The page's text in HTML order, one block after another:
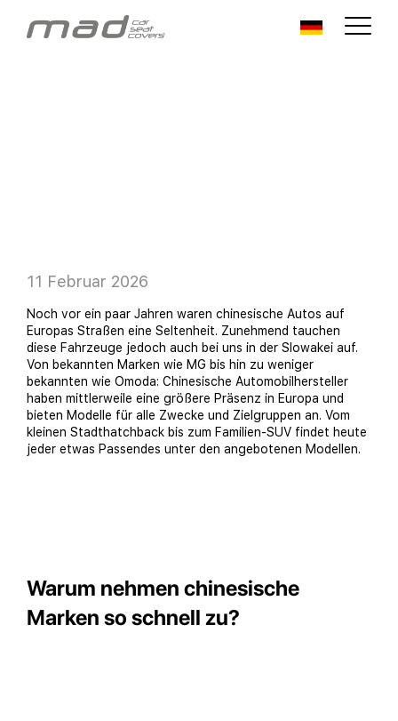
11 Februar 2026
Noch vor ein paar Jahren waren chinesische Autos auf
Europas Straßen eine Seltenheit. Zunehmend tauchen
diese Fahrzeuge jedoch auch bei uns in der Slowakei auf.
Von bekannten Marken wie MG bis hin zu weniger
bekannten wie Omoda: Chinesische Automobilhersteller
haben mittlerweile eine größere Präsenz in Europa und
bieten Modelle für alle Zwecke und Zielgruppen an. Vom
kleinen Stadthatchback bis zum Familien-SUV findet heute
jeder etwas Passendes unter den angebotenen Modellen.
Warum nehmen chinesische
Marken so schnell zu?